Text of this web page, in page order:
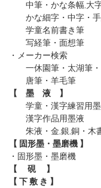
中筆・かな条幅,大
かな細字・中字・手
学童名前書き筆
写経筆・面想筆
・メーカー検索
一休園筆 ・太湖筆
唐筆 ・羊毛筆
【 墨 液 】
学童・漢字練習用墨
漢字作品用墨液
朱液・金,銀,銅・木
【 固形墨・墨磨機 】
・固形墨 ・墨磨機
【 硯 】
【 下 敷 き 】